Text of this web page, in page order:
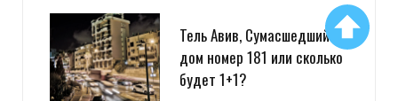
Тель Авив, Сумасшедший
дом номер 181 или сколько
будет 1+1?